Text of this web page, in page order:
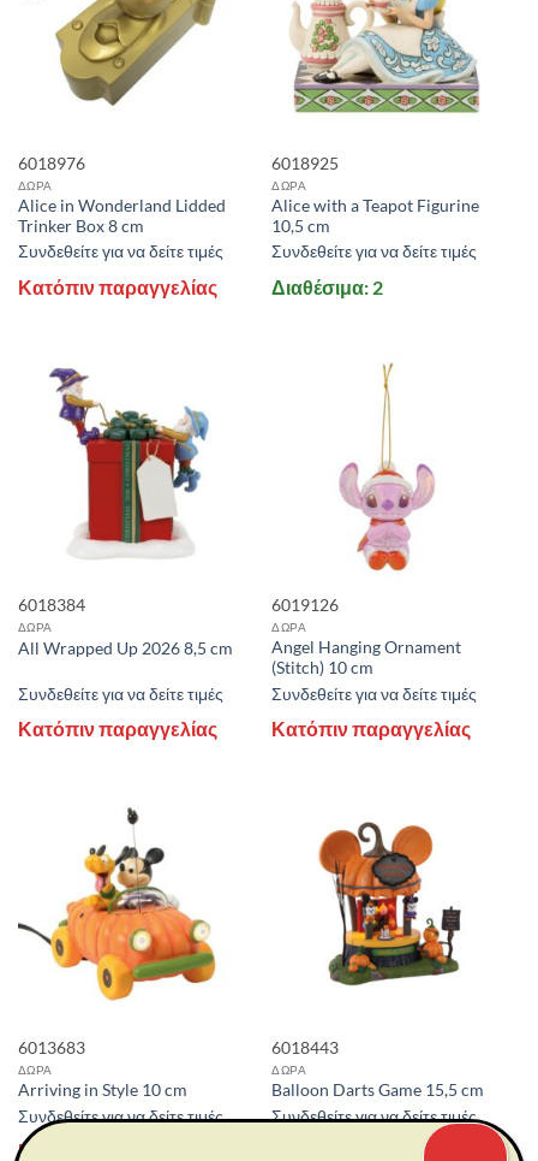
6018976
ΔΩΡΑ
Alice in Wonderland Lidded
Trinker Box 8 cm
Συνδεθείτε για να δείτε τιμές
Κατόπιν παραγγελίας
6018925
ΔΩΡΑ
Alice with a Teapot Figurine
10,5 cm
Συνδεθείτε για να δείτε τιμές
Διαθέσιμα: 2
6018384
ΔΩΡΑ
All Wrapped Up 2026 8,5 cm
Συνδεθείτε για να δείτε τιμές
Κατόπιν παραγγελίας
6019126
ΔΩΡΑ
Angel Hanging Ornament
(Stitch) 10 cm
Συνδεθείτε για να δείτε τιμές
Κατόπιν παραγγελίας
6013683
ΔΩΡΑ
Arriving in Style 10 cm
Συνδεθείτε για να δείτε τιμές
Κατόπιν παραγγελίας
6018443
ΔΩΡΑ
Balloon Darts Game 15,5 cm
Συνδεθείτε για να δείτε τιμές
Κατόπιν παραγγελίας